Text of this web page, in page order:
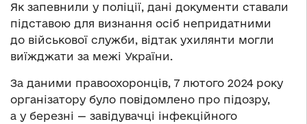
Як запевнили у поліції, дані документи ставали
підставою для визнання осіб непридатними
до військової служби, відтак ухилянти могли
виїжджати за межі України.
За даними правоохоронців, 7 лютого 2024 року
організатору було повідомлено про підозру,
а у березні — завідувачці інфекційного